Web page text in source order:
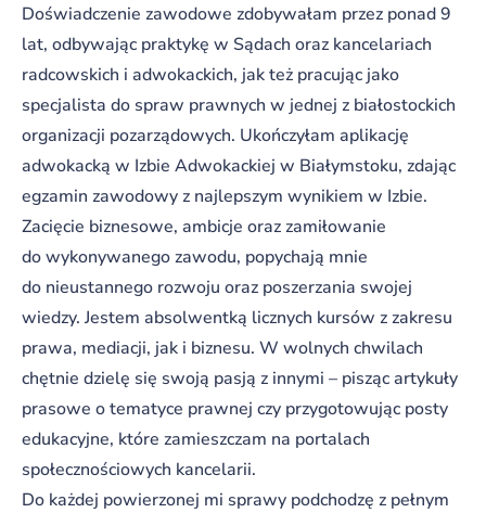
Doświadczenie zawodowe zdobywałam przez ponad 9
lat, odbywając praktykę w Sądach oraz kancelariach
radcowskich i adwokackich, jak też pracując jako
specjalista do spraw prawnych w jednej z białostockich
organizacji pozarządowych. Ukończyłam aplikację
adwokacką w Izbie Adwokackiej w Białymstoku, zdając
egzamin zawodowy z najlepszym wynikiem w Izbie.
Zacięcie biznesowe, ambicje oraz zamiłowanie
do wykonywanego zawodu, popychają mnie
do nieustannego rozwoju oraz poszerzania swojej
wiedzy. Jestem absolwentką licznych kursów z zakresu
prawa, mediacji, jak i biznesu. W wolnych chwilach
chętnie dzielę się swoją pasją z innymi – pisząc artykuły
prasowe o tematyce prawnej czy przygotowując posty
edukacyjne, które zamieszczam na portalach
społecznościowych kancelarii.
Do każdej powierzonej mi sprawy podchodzę z pełnym